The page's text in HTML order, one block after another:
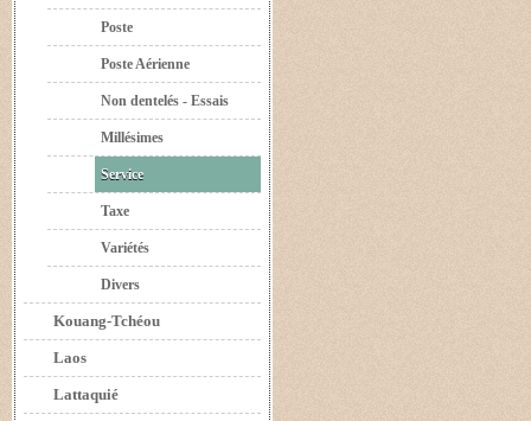
Poste
Poste Aérienne
Non dentelés - Essais
Millésimes
Service
Taxe
Variétés
Divers
Kouang-Tchéou
Laos
Lattaquié